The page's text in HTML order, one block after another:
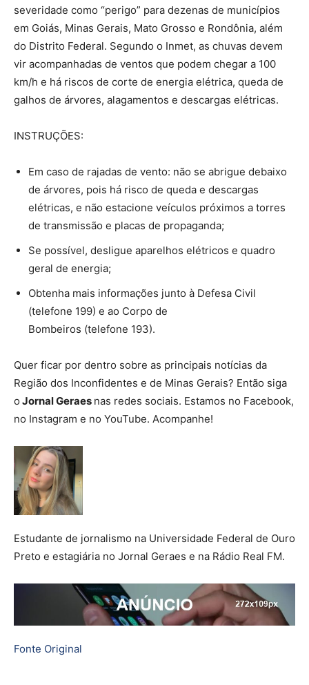
severidade como “perigo” para dezenas de municípios
em Goiás, Minas Gerais, Mato Grosso e Rondônia, além
do Distrito Federal. Segundo o Inmet, as chuvas devem
vir acompanhadas de ventos que podem chegar a 100
km/h e há riscos de corte de energia elétrica, queda de
galhos de árvores, alagamentos e descargas elétricas.
INSTRUÇÕES:
Em caso de rajadas de vento: não se abrigue debaixo
de árvores, pois há risco de queda e descargas
elétricas, e não estacione veículos próximos a torres
de transmissão e placas de propaganda;
Se possível, desligue aparelhos elétricos e quadro
geral de energia;
Obtenha mais informações junto à Defesa Civil
(telefone 199) e ao Corpo de
Bombeiros (telefone 193).
Quer ficar por dentro sobre as principais notícias da
Região dos Inconfidentes e de Minas Gerais? Então siga
o Jornal Geraes nas redes sociais. Estamos no Facebook,
no Instagram e no YouTube. Acompanhe!
Estudante de jornalismo na Universidade Federal de Ouro
Preto e estagiária no Jornal Geraes e na Rádio Real FM.
Fonte Original